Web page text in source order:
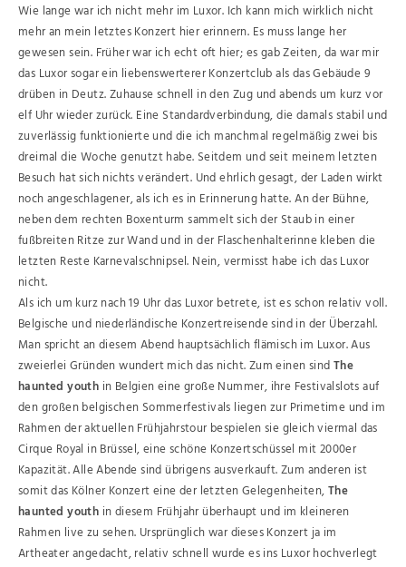
Wie lange war ich nicht mehr im Luxor. Ich kann mich wirklich nicht
mehr an mein letztes Konzert hier erinnern. Es muss lange her
gewesen sein. Früher war ich echt oft hier; es gab Zeiten, da war mir
das Luxor sogar ein liebenswerterer Konzertclub als das Gebäude 9
drüben in Deutz. Zuhause schnell in den Zug und abends um kurz vor
elf Uhr wieder zurück. Eine Standardverbindung, die damals stabil und
zuverlässig funktionierte und die ich manchmal regelmäßig zwei bis
dreimal die Woche genutzt habe. Seitdem und seit meinem letzten
Besuch hat sich nichts verändert. Und ehrlich gesagt, der Laden wirkt
noch angeschlagener, als ich es in Erinnerung hatte. An der Bühne,
neben dem rechten Boxenturm sammelt sich der Staub in einer
fußbreiten Ritze zur Wand und in der Flaschenhalterinne kleben die
letzten Reste Karnevalschnipsel. Nein, vermisst habe ich das Luxor
nicht.
Als ich um kurz nach 19 Uhr das Luxor betrete, ist es schon relativ voll.
Belgische und niederländische Konzertreisende sind in der Überzahl.
Man spricht an diesem Abend hauptsächlich flämisch im Luxor. Aus
zweierlei Gründen wundert mich das nicht. Zum einen sindThe
haunted youth in Belgien eine große Nummer, ihre Festivalslots auf
den großen belgischen Sommerfestivals liegen zur Primetime und im
Rahmen der aktuellen Frühjahrstour bespielen sie gleich viermal das
Cirque Royal in Brüssel, eine schöne Konzertschüssel mit 2000er
Kapazität. Alle Abende sind übrigens ausverkauft. Zum anderen ist
somit das Kölner Konzert eine der letzten Gelegenheiten,The
haunted youth in diesem Frühjahr überhaupt und im kleineren
Rahmen live zu sehen. Ursprünglich war dieses Konzert ja im
Artheater angedacht, relativ schnell wurde es ins Luxor hochverlegt